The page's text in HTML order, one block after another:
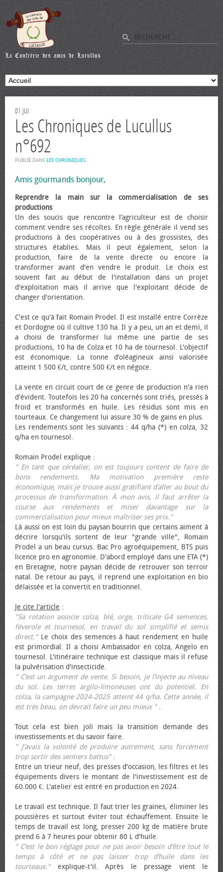
01 JUI
Les Chroniques de Lucullus
n°692
PUBLIÉ DANS LES CHRONIQUES.
Amis gourmands bonjour,
Reprendre la main sur la commercialisation de ses
productions
Un des soucis que rencontre l’agriculteur est de choisir
comment vendre ses récoltes. En règle générale il vend ses
productions à des coopératives ou à des grossistes, des
structures établies. Mais il peut également, selon la
production, faire de la vente directe ou encore la
transformer avant d'en vendre le produit. Le choix est
souvent fait au début de l'installation dans un projet
d'exploitation mais il arrive que l'exploitant décide de
changer d'orientation.
C'est ce qu'à fait Romain Prodel. Il est installé entre Corrèze
et Dordogne où il cultive 130 ha. Il y a peu, un an et demi, il
a choisi de transformer lui même une partie de ses
productions, 10 ha de Colza et 10 ha de tournesol. L'objectif
est économique. La tonne d’oléagineux ainsi valorisée
atteint 1 500 €/t, contre 500 €/t en négoce.
La vente en circuit court de ce genre de production n'a rien
d'évident. Toutefois les 20 ha concernés sont triés, pressés à
froid et transformés en huile. Les résidus sont mis en
tourteaux. Ce changement lui assure 30 % de gains en plus.
Les rendements sont les suivants : 44 q/ha (*) en colza, 32
q/ha en tournesol.
Romain Prodel explique :
" En tant que céréalier, on est toujours content de faire de
bons rendements. Ma motivation première reste
économique, mais je trouve aussi gratifiant d’aller au bout du
processus de transformation. À mon avis, il faut arrêter la
course aux rendements et miser davantage sur la
commercialisation pour mieux maîtriser ses prix."
Là aussi on est loin du paysan bourrin que certains aiment à
décrire lorsqu'ils sortent de leur "grande ville", Romain
Prodel a un beau cursus. Bac Pro agroéquipement, BTS puis
licence pro en agronomie. D'abord employé dans une ETA (*)
en Bretagne, notre paysan décide de retrouver son terroir
natal. De retour au pays, il reprend une exploitation en bio
délaissée et la convertit en traditionnel.
Je cite l'article :
"Sa rotation associe colza, blé, orge, triticale G4 semences,
féverole et tournesol, en travail du sol simplifié et semis
direct."Le choix des semences à haut rendement en huile
est primordial. Il a choisi Ambassador en colza, Angelo en
tournesol. L'itinéraire technique est classique mais il refuse
la pulvérisation d'insecticide.
" C’est un argument de vente. Si besoin, je l’injecte au niveau
du sol. Les terres argilo-limoneuses ont du potentiel. En
colza, la campagne 2024-2025 atteint 44 q/ha. Cette année, il
est très beau, on devrait faire un peu mieux ".
Tout cela est bien joli mais la transition demande des
investissements et du savoir faire.
" J’avais la volonté de produire autrement, sans forcément
trop sortir des sentiers battus".
Entre un trieur neuf, des presses d'occasion, les filtres et les
équipements divers le montant de l'investissement est de
60.000 €. L'atelier est entré en production en 2024.
Le travail est technique. Il faut trier les graines, éliminer les
poussières et surtout éviter tout échauffement. Ensuite le
temps de travail est long, presser 200 kg de matière brute
prend 6 à 7 heures pour obtenir 80 L d'huile.
" C’est le bon réglage pour ne pas avoir besoin d’être tout le
temps à côté et ne pas laisser trop d’huile dans les
tourteaux."explique-t'il. Après le pressage vient le